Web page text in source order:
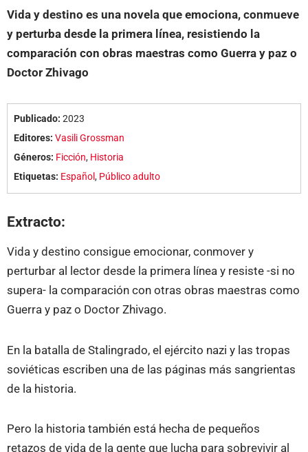
Vida y destino es una novela que emociona, conmueve
y perturba desde la primera línea, resistiendo la
comparación con obras maestras como Guerra y paz o
Doctor Zhivago
Publicado: 2023
Editores: Vasili Grossman
Géneros: Ficción, Historia
Etiquetas: Español, Público adulto
Extracto:
Vida y destino consigue emocionar, conmover y
perturbar al lector desde la primera línea y resiste -si no
supera- la comparación con otras obras maestras como
Guerra y paz o Doctor Zhivago.
En la batalla de Stalingrado, el ejército nazi y las tropas
soviéticas escriben una de las páginas más sangrientas
de la historia.
Pero la historia también está hecha de pequeños
retazos de vida de la gente que lucha para sobrevivir al